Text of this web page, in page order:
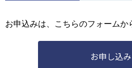
お申込みは、こちらのフォームか
お申し込み